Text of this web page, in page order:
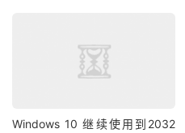
Windows 10 继续使用到2032